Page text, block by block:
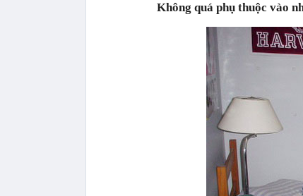
Không quá phụ thuộc vào